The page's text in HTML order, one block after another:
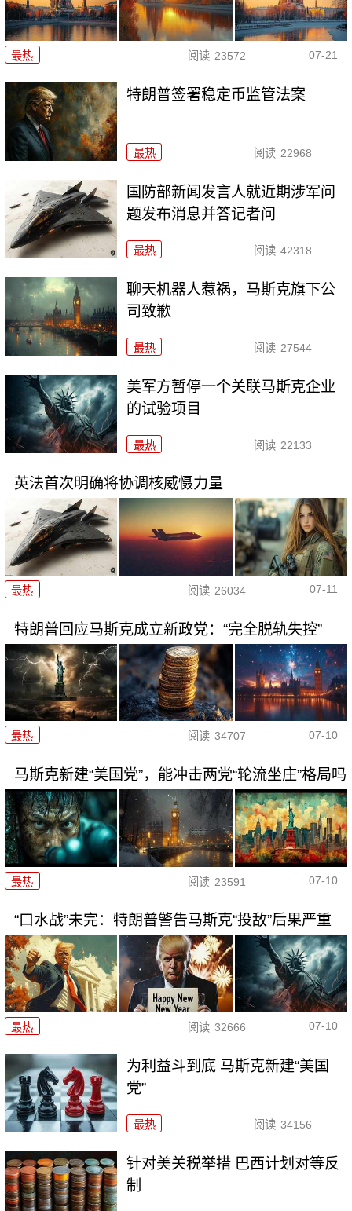
最热 阅读 23572 07-21
特朗普签署稳定币监管法案
最热 阅读 22968
国防部新闻发言人就近期涉军问
题发布消息并答记者问
最热 阅读 42318
聊天机器人惹祸，马斯克旗下公
司致歉
最热 阅读 27544
美军方暂停一个关联马斯克企业
的试验项目
最热 阅读 22133
英法首次明确将协调核威慑力量
最热 阅读 26034 07-11
特朗普回应马斯克成立新政党：“完全脱轨失控”
最热 阅读 34707 07-10
马斯克新建“美国党”，能冲击两党“轮流坐庄”格局吗
最热 阅读 23591 07-10
“口水战”未完：特朗普警告马斯克“投敌”后果严重
最热 阅读 32666 07-10
为利益斗到底 马斯克新建“美国
党”
最热 阅读 34156
针对美关税举措 巴西计划对等反
制